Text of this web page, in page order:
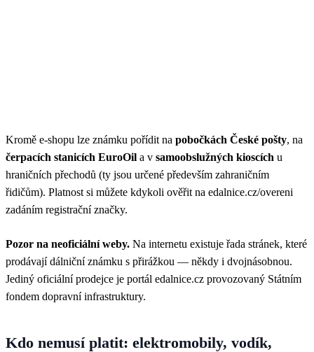
Kromě e-shopu lze známku pořídit na pobočkách České pošty, na
čerpacích stanicích EuroOil a v samoobslužných kioscích u
hraničních přechodů (ty jsou určené především zahraničním
řidičům). Platnost si můžete kdykoli ověřit na edalnice.cz/overeni
zadáním registrační značky.
Pozor na neoficiální weby. Na internetu existuje řada stránek, které
prodávají dálniční známku s přirážkou — někdy i dvojnásobnou.
Jediný oficiální prodejce je portál edalnice.cz provozovaný Státním
fondem dopravní infrastruktury.
Kdo nemusí platit: elektromobily, vodík,